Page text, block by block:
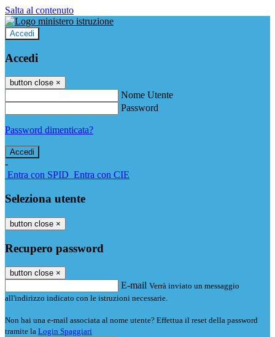
Salta al contenuto
Accedi
Accedi
button close ×
Nome Utente
Password
Password dimenticata?
-
Entra con SPID Entra con CIE
Seleziona utente
button close ×
Recupero password
button close ×
E-mail Verrà inviato un messaggio
all'indirizzo indicato con le istruzioni necessarie.
Non hai una e-mail associata al nome utente? Effettua il reset della password
tramite la Login Spaggiari